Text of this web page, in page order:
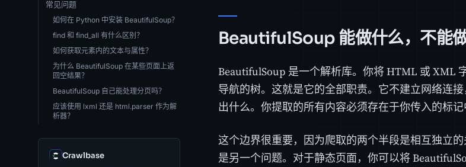
常见问题
如何在 Python 中安装 BeautifulSoup？
find 和 find_all 有什么区别？
如何获取元素内的文本与属性？
为什么 BeautifulSoup 在某些页面上返
回空结果？
BeautifulSoup 自己能处理分页吗？
应该使用 lxml 还是 html.parser 作为解
析器？
Crawlbase
BeautifulSoup 能做什么，不能
BeautifulSoup 是一个解析库。你将 HTML 或 XML
导航的树。这就是它的全部职责。它不建立网络连
出什么。你提取的所有内容必须存在于你传入的标记
这个边界很重要，因为爬取的两个半段是相互独立
是另一个问题。对于静态页面，你可以将